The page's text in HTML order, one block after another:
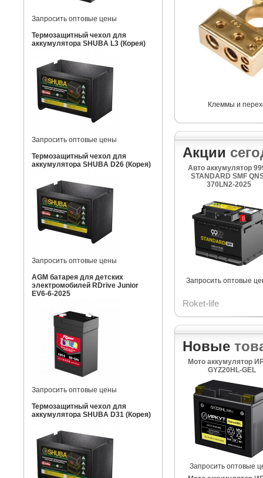
Запросить оптовые цены
Термозащитный чехол для
аккумулятора SHUBA L3 (Корея)
Запросить оптовые цены
Термозащитный чехол для
аккумулятора SHUBA D26 (Корея)
Запросить оптовые цены
AGM батарея для детских
электромобилей RDrive Junior
EV6-6-2025
Запросить оптовые цены
Термозащитный чехол для
аккумулятора SHUBA D31 (Корея)
Клеммы и
Акции
Авто аккумулятор
STANDARD SMF
370LN2-2025
Запросить оптовые
Roket-life
Новые
Мото аккумулятор
GYZ20HL-GEL
Запросить оптовые